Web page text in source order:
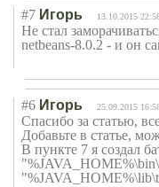
#7 Игорь 13.10.2015
Не стал
netbeans-8.0.2 - и он
#6 Игорь 25.09.2015
Спасибо за статью,
Добавьте в статье,
В пункте 7 я создал